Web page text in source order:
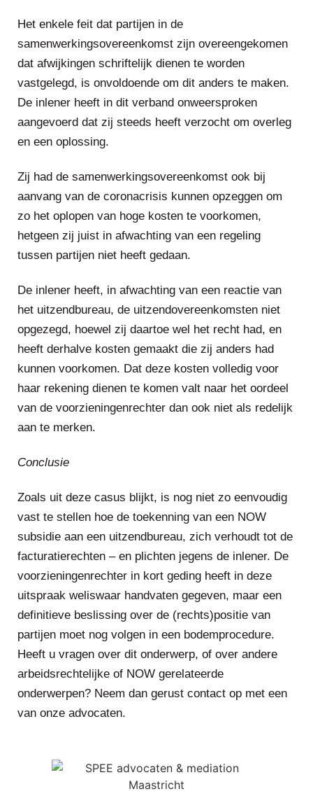
Het enkele feit dat partijen in de
samenwerkingsovereenkomst zijn overeengekomen
dat afwijkingen schriftelijk dienen te worden
vastgelegd, is onvoldoende om dit anders te maken.
De inlener heeft in dit verband onweersproken
aangevoerd dat zij steeds heeft verzocht om overleg
en een oplossing.
Zij had de samenwerkingsovereenkomst ook bij
aanvang van de coronacrisis kunnen opzeggen om
zo het oplopen van hoge kosten te voorkomen,
hetgeen zij juist in afwachting van een regeling
tussen partijen niet heeft gedaan.
De inlener heeft, in afwachting van een reactie van
het uitzendbureau, de uitzendovereenkomsten niet
opgezegd, hoewel zij daartoe wel het recht had, en
heeft derhalve kosten gemaakt die zij anders had
kunnen voorkomen. Dat deze kosten volledig voor
haar rekening dienen te komen valt naar het oordeel
van de voorzieningenrechter dan ook niet als redelijk
aan te merken.
Conclusie
Zoals uit deze casus blijkt, is nog niet zo eenvoudig
vast te stellen hoe de toekenning van een NOW
subsidie aan een uitzendbureau, zich verhoudt tot de
facturatierechten – en plichten jegens de inlener. De
voorzieningenrechter in kort geding heeft in deze
uitspraak weliswaar handvaten gegeven, maar een
definitieve beslissing over de (rechts)positie van
partijen moet nog volgen in een bodemprocedure.
Heeft u vragen over dit onderwerp, of over andere
arbeidsrechtelijke of NOW gerelateerde
onderwerpen? Neem dan gerust contact op met een
van onze advocaten.